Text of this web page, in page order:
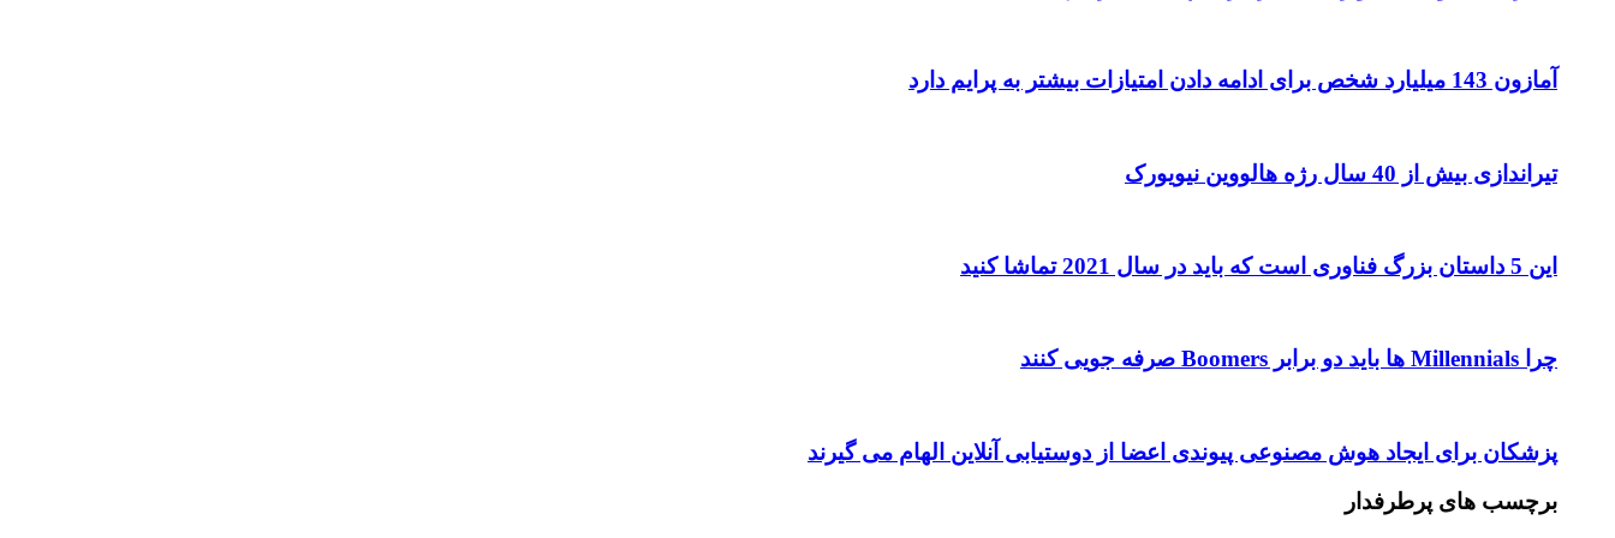
آمازون 143 میلیارد شخص برای ادامه دادن امتیازات بیشتر به پرایم دارد
تیراندازی بیش از 40 سال رژه هالووین نیویورک
این 5 داستان بزرگ فناوری است که باید در سال 2021 تماشا کنید
چرا Millennials ها باید دو برابر Boomers صرفه جویی کنند
پزشکان برای ایجاد هوش مصنوعی پیوندی اعضا از دوستیابی آنلاین الهام می گیرند
برچسب های پرطرفدار